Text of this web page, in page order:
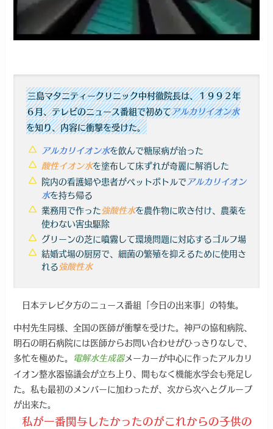
三島マタニティークリニック中村徹院長は、１９９２年
６月、テレビのニュース番組で初めてアルカリイオン水
を知り、内容に衝撃を受けた。
アルカリイオン水を飲んで糖尿病が治った
酸性イオン水を塗布して床ずれが奇麗に解消した
院内の看護婦や患者がペットボトルで アルカリイオン
水を持ち帰る
業務用で作った強酸性水を農作物に吹き付け、農薬を
使わない害虫駆除
グリーンの芝に噴霧して環境問題に対応するゴルフ場
結婚式場の厨房で、細菌の繁殖を抑えるために使用さ
れる強酸性水
日本テレビ夕方のニュース番組「今日の出来事」の特集。
中村先生同様、全国の医師が衝撃を受けた。神戸の協和病院、
明石の明石病院には医師からお問い合わせがひっきりなしで、
多忙を極めた。 電解水生成器メーカーが中心に作ったアルカリ
イオン整水器協議会が立ち上り、間もなく機能水学会も発足し
た。私も最初のメンバーに加わったが、次から次へとグループ
が出来た。
私が一番関与したかったのがこれからの子供の